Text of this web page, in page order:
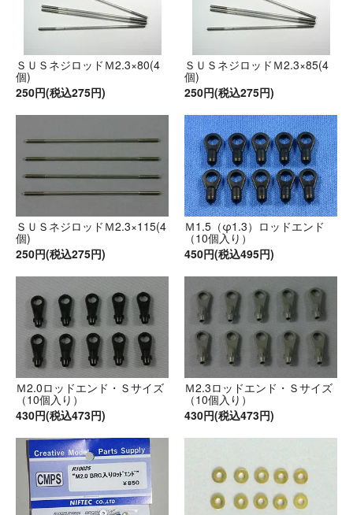
ＳＵＳネジロッドＭ2.3×80(4
個)
250円(税込275円)
ＳＵＳネジロッドＭ2.3×85(4
個)
250円(税込275円)
ＳＵＳネジロッドＭ2.3×115(4
個)
250円(税込275円)
Ｍ1.5（φ1.3）ロッドエンド
（10個入り）
450円(税込495円)
Ｍ2.0ロッドエンド・Ｓサイズ
（10個入り）
430円(税込473円)
Ｍ2.3ロッドエンド・Ｓサイズ
（10個入り）
430円(税込473円)